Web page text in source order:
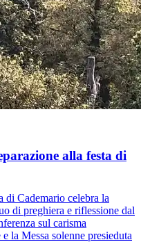
alla festa di
di Cademario celebra la
di preghiera e riflessione dal
sul carisma
la Messa solenne presieduta